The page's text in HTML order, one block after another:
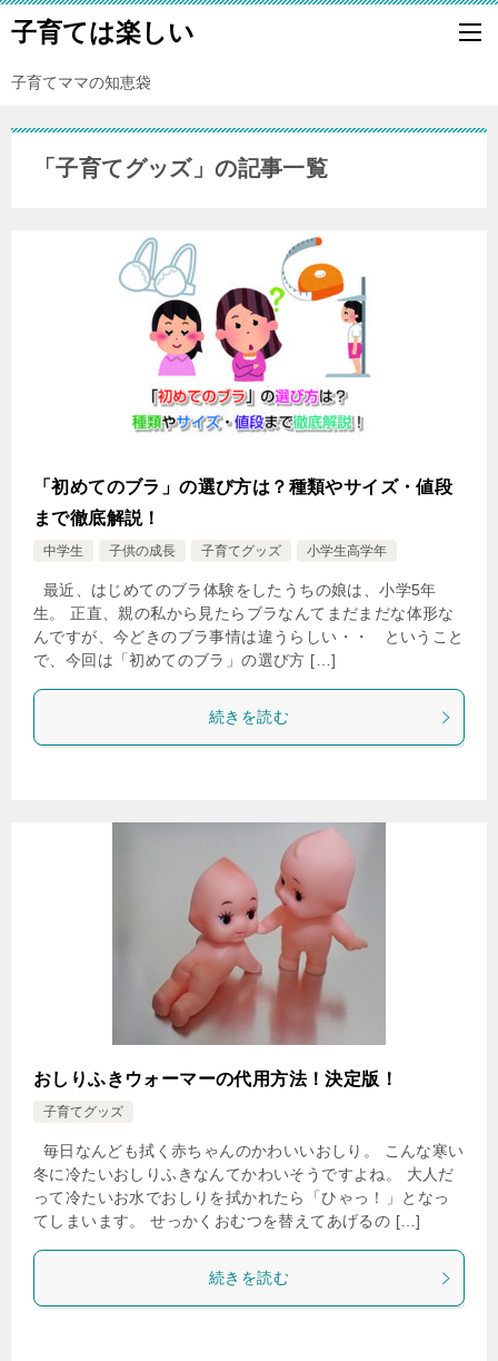
子育ては楽しい
子育てママの知恵袋
「子育てグッズ」の記事一覧
「初めてのブラ」の選び方は？種類やサイズ・値段
まで徹底解説！
中学生 子供の成長 子育てグッズ 小学生高学年
最近、はじめてのブラ体験をしたうちの娘は、小学5年
生。 正直、親の私から見たらブラなんてまだまだな体形な
んですが、今どきのブラ事情は違うらしい・・ ということ
で、今回は「初めてのブラ」の選び方 […]
続きを読む
おしりふきウォーマーの代用方法！決定版！
子育てグッズ
毎日なんども拭く赤ちゃんのかわいいおしり。 こんな寒い
冬に冷たいおしりふきなんてかわいそうですよね。 大人だ
って冷たいお水でおしりを拭かれたら「ひゃっ！」となっ
てしまいます。 せっかくおむつを替えてあげるの […]
続きを読む